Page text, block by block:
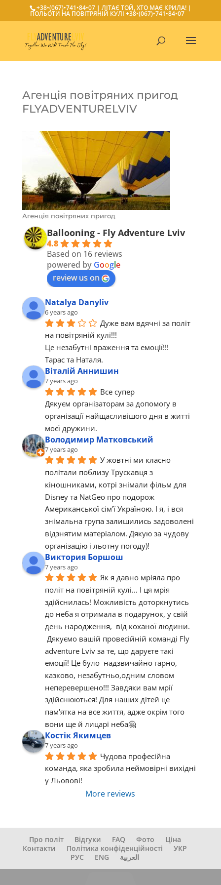
+38•(067)•741•84•07| ЛІТАЄ ТОЙ, ХТО МАЄ КРИЛА! |
ПОЛЬОТИ НА ПОВІТРЯНІЙ КУЛІ +38•(067)•741•84•07
Агенція повітряних пригод
FLYADVENTURELVIV
Агенція повітряних пригод
Ballooning - Fly Adventure Lviv
4.8
Based on 16 reviews
powered by Google
review us on
Natalya Danyliv
6 years ago
Дуже вам вдячні за політ
на повітряній кулі!!!
Це незабутні враження та емоції!!!
Тарас та Наталя.
Віталій Аннишин
7 years ago
Все супер
Дякуєм організаторам за допомогу в
організації найщасливішого дня в житті
моєї дружини.
Володимир Матковський
7 years ago
У жовтні ми класно
політали поблизу Трускавця з
кіношниками, котрі знімали фільм для
Disney та NatGeo про подорож
Американської сім'ї Україною. І я, і вся
знімальна група залишились задоволені
відзнятим матеріалом. Дякую за чудову
організацію і льотну погоду)!
Виктория Боршош
7 years ago
Як я давно мріяла про
політ на повітряній кулі... І ця мрія
здійснилась! Можливість доторкнутись
до неба я отримала в подарунок, у свій
день народження,  від коханої людини.
adventure Lviv за те, що даруєте такі
емоції! Це було  надзвичайно гарно,
казково, незабутньо,одним словом
неперевершено!!! Завдяки вам мрії
здійснюються! Для наших дітей це
пам'ятка на все життя, адже окрім того
вони ще й лицарі неба🤗
Костік Якимцев
7 years ago
Чудова професійна
команда, яка зробила неймовірні вихідні
у Льовові!
More reviews
Про політ Відгуки FAQ Фото
Ціна
Контакти
Політика конфіденційності
УКР
РУС
ENG العربية